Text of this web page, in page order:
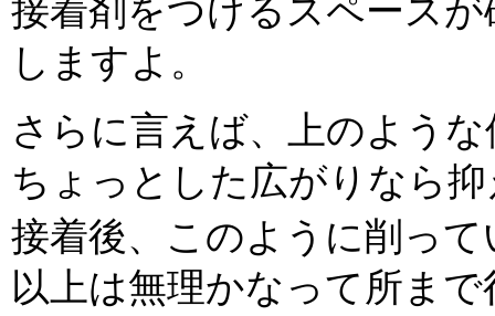
接着剤をつけるスペース
しますよ。
さらに言えば、上のよう
ちょっとした広がりなら
接着後、このように削っ
以上は無理かなって所ま